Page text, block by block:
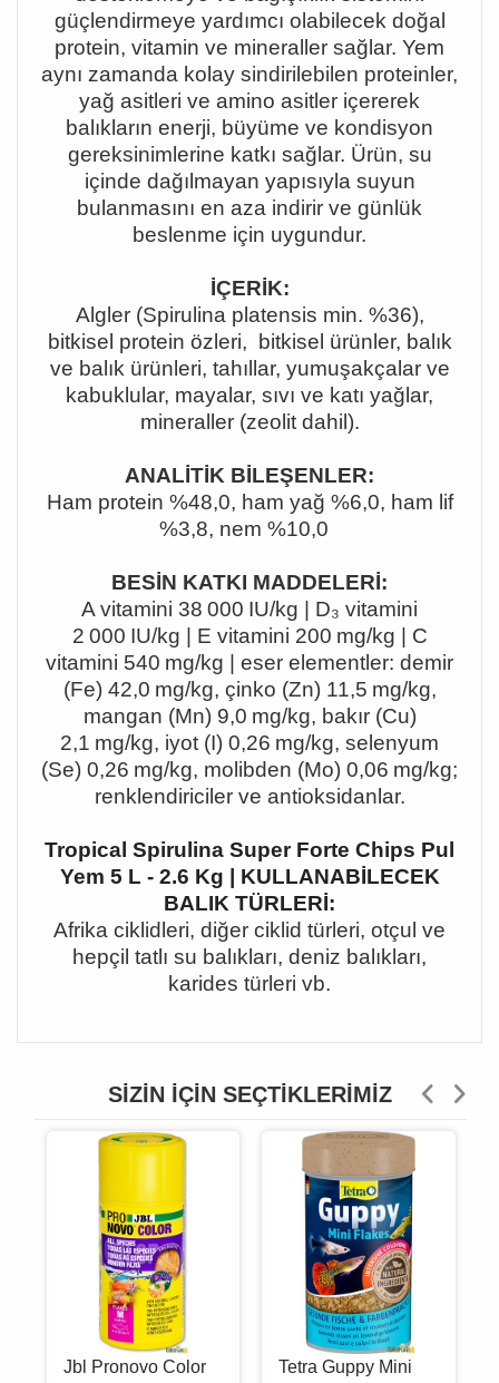
güçlendirmeye yardımcı olabilecek doğal
protein, vitamin ve mineraller sağlar. Yem
aynı zamanda kolay sindirilebilen proteinler,
yağ asitleri ve amino asitler içererek
balıkların enerji, büyüme ve kondisyon
gereksinimlerine katkı sağlar. Ürün, su
içinde dağılmayan yapısıyla suyun
bulanmasını en aza indirir ve günlük
beslenme için uygundur.
İÇERİK:
Algler (Spirulina platensis min. %36),
bitkisel protein özleri, bitkisel ürünler, balık
ve balık ürünleri, tahıllar, yumuşakçalar ve
kabuklular, mayalar, sıvı ve katı yağlar,
mineraller (zeolit dahil).
ANALİTİK BİLEŞENLER:
Ham protein %48,0, ham yağ %6,0, ham lif
%3,8, nem %10,0
BESİN KATKI MADDELERİ:
A vitamini 38 000 IU/kg | D₃ vitamini
2 000 IU/kg | E vitamini 200 mg/kg | C
vitamini 540 mg/kg | eser elementler: demir
(Fe) 42,0 mg/kg, çinko (Zn) 11,5 mg/kg,
mangan (Mn) 9,0 mg/kg, bakır (Cu)
2,1 mg/kg, iyot (I) 0,26 mg/kg, selenyum
(Se) 0,26 mg/kg, molibden (Mo) 0,06 mg/kg;
renklendiriciler ve antioksidanlar.
Tropical Spirulina Super Forte Chips Pul
Yem 5 L - 2.6 Kg | KULLANABİLECEK
BALIK TÜRLERİ:
Afrika ciklidleri, diğer ciklid türleri, otçul ve
hepçil tatlı su balıkları, deniz balıkları,
karides türleri vb.
SIZIN İÇIN SEÇTIKLERIMIZ
Jbl Pronovo Color
Tetra Guppy Mini